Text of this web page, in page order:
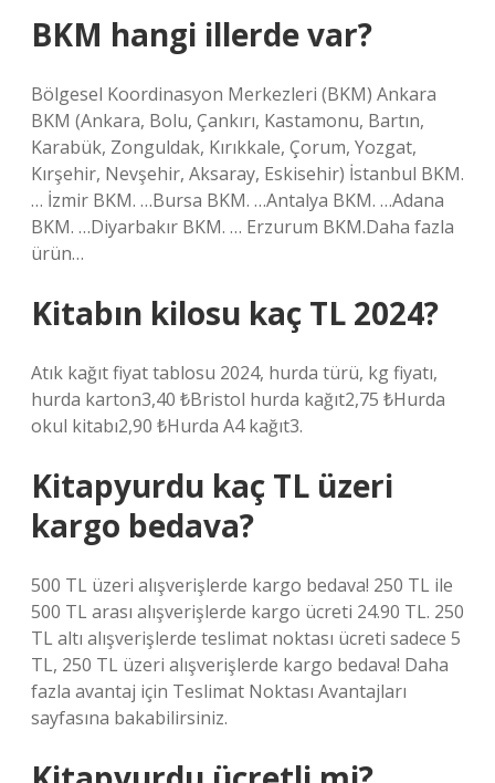
BKM hangi illerde var?
Bölgesel Koordinasyon Merkezleri (BKM) Ankara
BKM (Ankara, Bolu, Çankırı, Kastamonu, Bartın,
Karabük, Zonguldak, Kırıkkale, Çorum, Yozgat,
Kırşehir, Nevşehir, Aksaray, Eskisehir) İstanbul BKM.
… İzmir BKM. …Bursa BKM. …Antalya BKM. …Adana
BKM. …Diyarbakır BKM. … Erzurum BKM.Daha fazla
ürün…
Kitabın kilosu kaç TL 2024?
Atık kağıt fiyat tablosu 2024, hurda türü, kg fiyatı,
hurda karton3,40 ₺Bristol hurda kağıt2,75 ₺Hurda
okul kitabı2,90 ₺Hurda A4 kağıt3.
Kitapyurdu kaç TL üzeri
kargo bedava?
500 TL üzeri alışverişlerde kargo bedava! 250 TL ile
500 TL arası alışverişlerde kargo ücreti 24.90 TL. 250
TL altı alışverişlerde teslimat noktası ücreti sadece 5
TL, 250 TL üzeri alışverişlerde kargo bedava! Daha
fazla avantaj için Teslimat Noktası Avantajları
sayfasına bakabilirsiniz.